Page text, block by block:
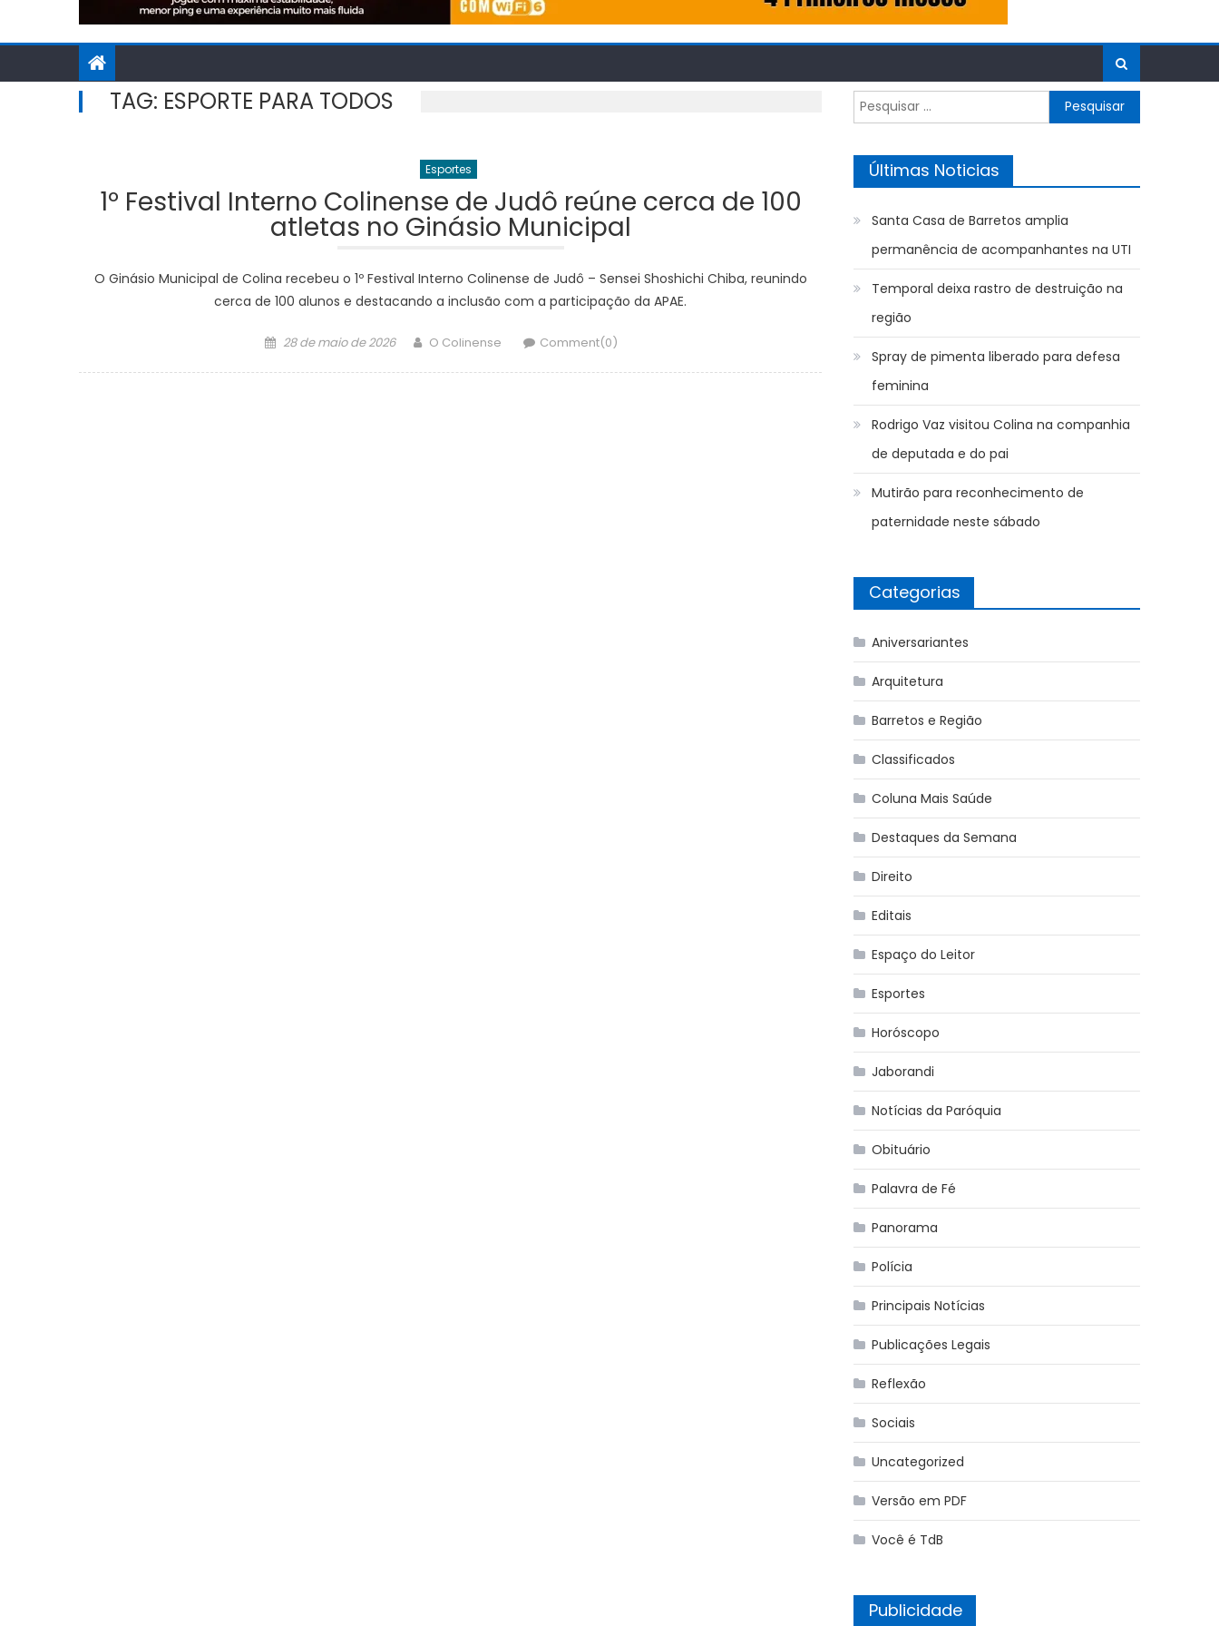
TAG: ESPORTE PARA TODOS
Esportes
1º Festival Interno Colinense de Judô reúne cerca de 100
atletas no Ginásio Municipal
O Ginásio Municipal de Colina recebeu o 1º Festival Interno Colinense de Judô – Sensei Shoshichi Chiba, reunindo
cerca de 100 alunos e destacando a inclusão com a participação da APAE.
Posted
28 de maio de 2026 Author
O Colinense Comment(0)
Pesquisar
por:
Últimas Noticias
Santa Casa de Barretos amplia
permanência de acompanhantes na UTI
Temporal deixa rastro de destruição na
região
Spray de pimenta liberado para defesa
feminina
Rodrigo Vaz visitou Colina na companhia
de deputada e do pai
Mutirão para reconhecimento de
paternidade neste sábado
Categorias
Aniversariantes
Arquitetura
Barretos e Região
Classificados
Coluna Mais Saúde
Destaques da Semana
Direito
Editais
Espaço do Leitor
Esportes
Horóscopo
Jaborandi
Notícias da Paróquia
Obituário
Palavra de Fé
Panorama
Polícia
Principais Notícias
Publicações Legais
Reflexão
Sociais
Uncategorized
Versão em PDF
Você é TdB
Publicidade